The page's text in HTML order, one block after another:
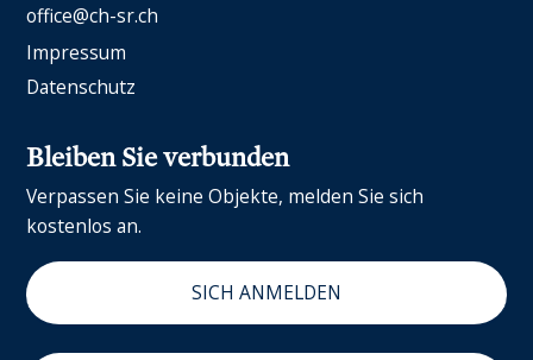
office@ch-sr.ch
Impressum
Datenschutz
Bleiben Sie verbunden
Verpassen Sie keine Objekte, melden Sie sich
kostenlos an.
SICH ANMELDEN